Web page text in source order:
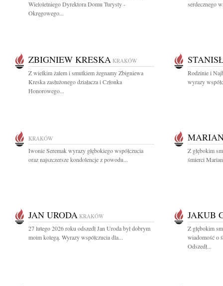
Wieloletniego Dyrektora Domu Turysty -
Okręgowego...
serdecznego
ZBIGNIEW KRESKA KRAKÓW
Z wielkim żalem i smutkiem żegnamy Zbigniewa
Kreska zasłużonego działacza i Członka
Honorowego...
Rodzinie i
wyrazy
KRAKÓW
Iwonie Seremak wyrazy głębokiego współczucia
oraz najszczersze kondolencje z powodu...
Z głębokim
śmierci
JAN URODA KRAKÓW
27 lutego 2026 roku odszedł Jan Uroda był dobrym
moim kolegą. Wyrazy współczucia dla...
JAKUB
Z głębokim
wiadomość o
Odszedł...